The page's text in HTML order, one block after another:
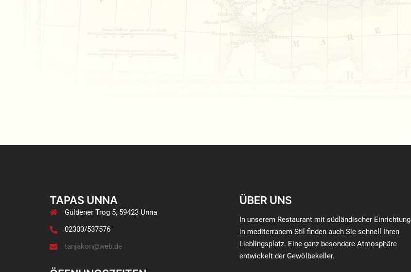
TAPAS UNNA
Güldener Trog 5, 59423 Unna
02303/537576
tanjakon@web.de
ÜBER UNS
In unserem Restaurant mit südländischer Einrichtung
in mediterranem Stil finden auch Sie schnell Ihren
Lieblingsplatz. Eine ganz besondere Atmosphäre
entwickelt der Gewölbekeller.